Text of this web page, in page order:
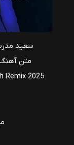
سعید مدرس
متن
Remix 2025